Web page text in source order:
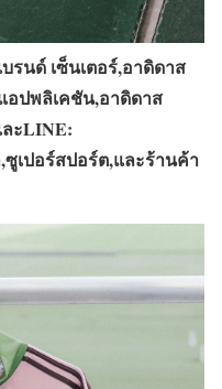
นด์ เซ็นเตอร์,อาดิดาส
อปพลิเคชัน,อาดิดาส
ะLINE:
,ซูเปอร์สปอร์ต,และร้านค้า